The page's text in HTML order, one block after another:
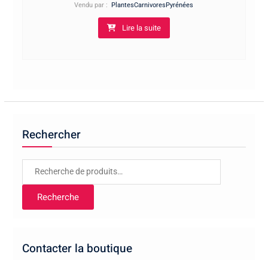
Vendu par :PlantesCarnivoresPyrénées
Lire la suite
Rechercher
Recherche
Recherche
Contacter la boutique